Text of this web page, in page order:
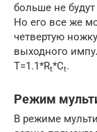
больше не
Но его все же
четвертую
выходного
T=1.1*Rt*Ct.
Режим
В режиме